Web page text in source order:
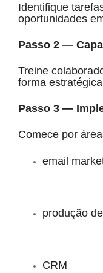
Identifique
oportunidades
Passo 2 —
Treine
forma
Passo 3 —
Comece por
email
produção
CRM